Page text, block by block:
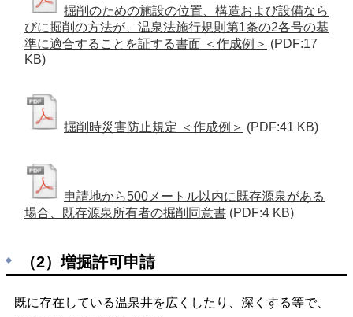
掘削のための施設の位置、構造および設備なら
びに掘削の方法が、温泉法施行規則第1条の2各号の基
準に適合することを証する書面 ＜作成例＞ (PDF:17
KB)
掘削時災害防止規定 ＜作成例＞ (PDF:41 KB)
申請地から500メートル以内に既存源泉がある
場合、既存源泉所有者の掘削同意書 (PDF:4 KB)
（2）増掘許可申請
既に存在している温泉井を広くしたり、深くする等で、